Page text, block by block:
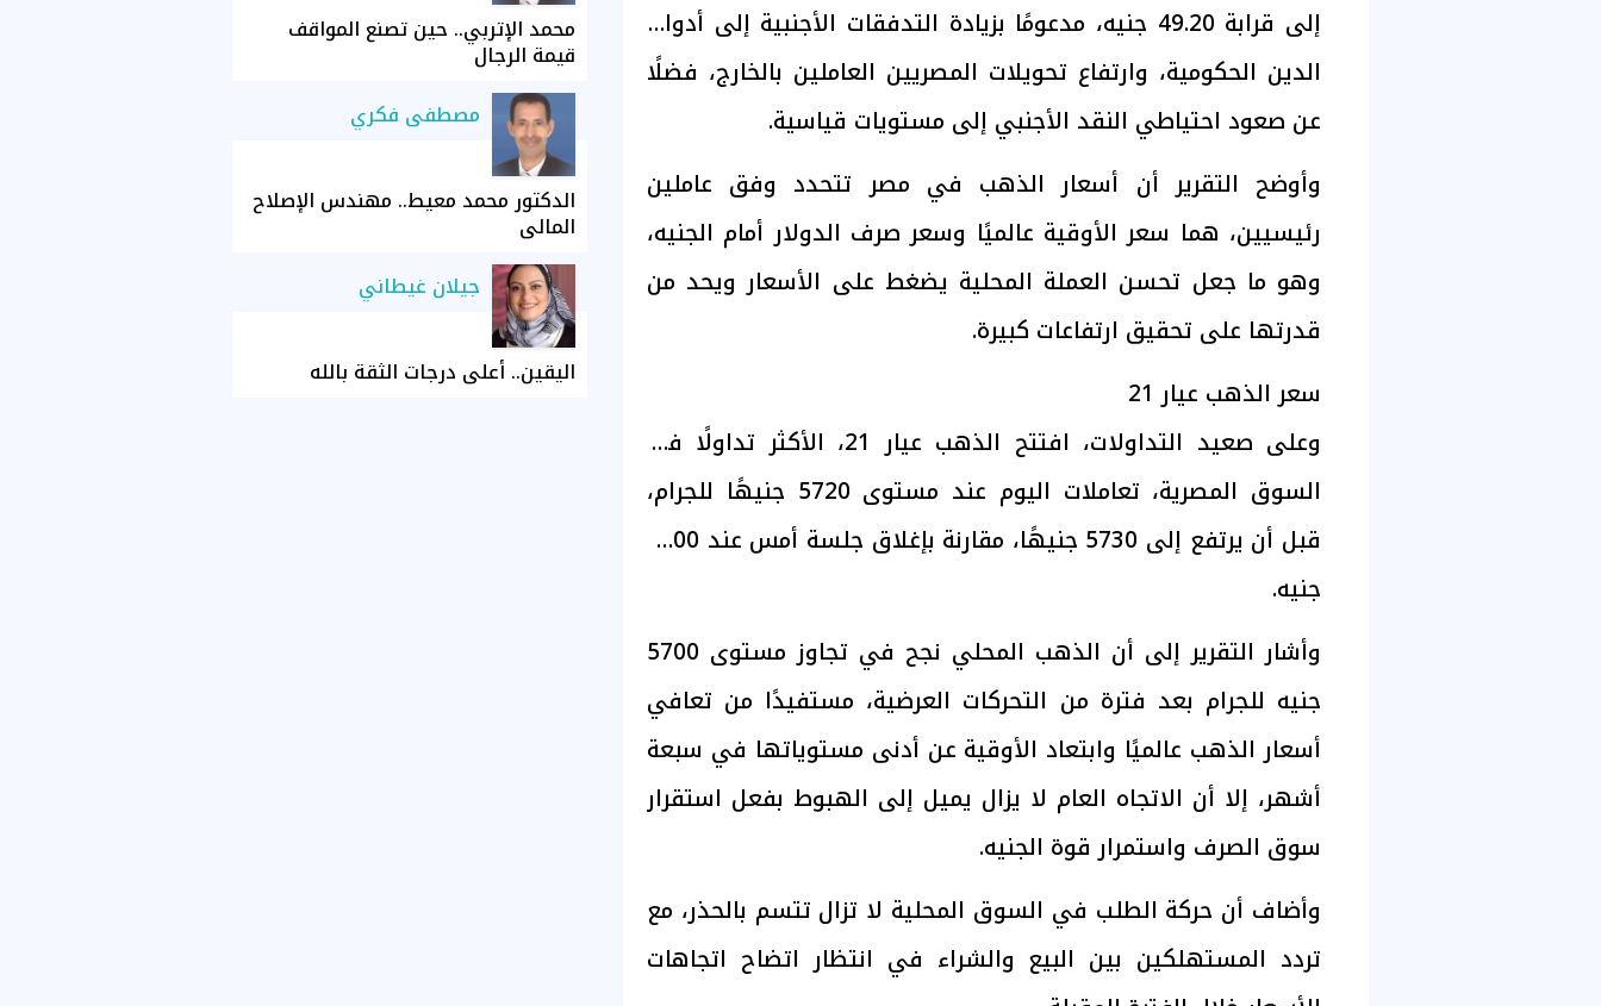
إلى قرابة 49.20 جنيه، مدعومًا بزيادة التدفقات الأجنبية إلى أدوات
الدين الحكومية، وارتفاع تحويلات المصريين العاملين بالخارج، فضلًا
عن صعود احتياطي النقد الأجنبي إلى مستويات قياسية.
وأوضح التقرير أن أسعار الذهب في مصر تتحدد وفق عاملين
رئيسيين، هما سعر الأوقية عالميًا وسعر صرف الدولار أمام الجنيه،
وهو ما جعل تحسن العملة المحلية يضغط على الأسعار ويحد من
قدرتها على تحقيق ارتفاعات كبيرة.
سعر الذهب عيار 21
وعلى صعيد التداولات، افتتح الذهب عيار 21، الأكثر تداولًا في
السوق المصرية، تعاملات اليوم عند مستوى 5720 جنيهًا للجرام،
قبل أن يرتفع إلى 5730 جنيهًا، مقارنة بإغلاق جلسة أمس عند 5700
جنيه.
وأشار التقرير إلى أن الذهب المحلي نجح في تجاوز مستوى 5700
جنيه للجرام بعد فترة من التحركات العرضية، مستفيدًا من تعافي
أسعار الذهب عالميًا وابتعاد الأوقية عن أدنى مستوياتها في سبعة
أشهر، إلا أن الاتجاه العام لا يزال يميل إلى الهبوط بفعل استقرار
سوق الصرف واستمرار قوة الجنيه.
وأضاف أن حركة الطلب في السوق المحلية لا تزال تتسم بالحذر، مع
تردد المستهلكين بين البيع والشراء في انتظار اتضاح اتجاهات
محمد الإتربي.. حين تصنع المواقف
قيمة الرجال
مصطفى فكري
الدكتور محمد معيط.. مهندس الإصلاح
المالي
جيلان غيطاني
اليقين.. أعلى درجات الثقة بالله